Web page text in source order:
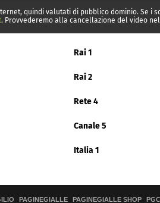
quindi valutati di pubblico dominio.
. Provvederemo alla cancellazione del video
Rai 1
Rai 2
Rete 4
Canale 5
Italia 1
PAGINEGIALLE PAGINEGIALLE SHOP